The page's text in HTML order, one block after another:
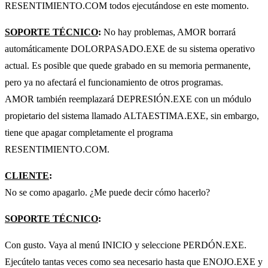
RESENTIMIENTO.COM todos ejecutándose en este momento.
SOPORTE TÉCNICO: No hay problemas, AMOR borrará
automáticamente DOLORPASADO.EXE de su sistema operativo
actual. Es posible que quede grabado en su memoria permanente,
pero ya no afectará el funcionamiento de otros programas.
AMOR también reemplazará DEPRESIÓN.EXE con un módulo
propietario del sistema llamado ALTAESTIMA.EXE, sin embargo,
tiene que apagar completamente el programa
RESENTIMIENTO.COM.
CLIENTE:
No se como apagarlo. ¿Me puede decir cómo hacerlo?
SOPORTE TÉCNICO:
Con gusto. Vaya al menú INICIO y seleccione PERDÓN.EXE.
Ejecútelo tantas veces como sea necesario hasta que ENOJO.EXE y